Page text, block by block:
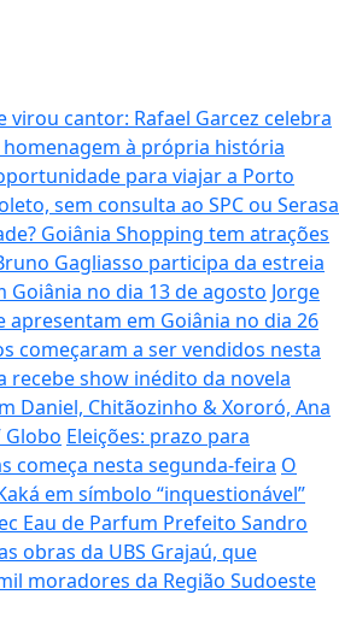
virou cantor: Rafael Garcez celebra
à própria história
para viajar a Porto
sem consulta ao SPC ou Serasa
Goiânia Shopping tem atrações
Gagliasso participa da estreia
no dia 13 de agosto Jorge
apresentam em Goiânia no dia 26
começaram a ser vendidos nesta
recebe show inédito da novela
Daniel, Chitãozinho & Xororó, Ana
Globo Eleições: prazo para
começa nesta segunda-feira O
em símbolo “inquestionável”
Eau de Parfum Prefeito Sandro
obras da UBS Grajaú, que
moradores da Região Sudoeste